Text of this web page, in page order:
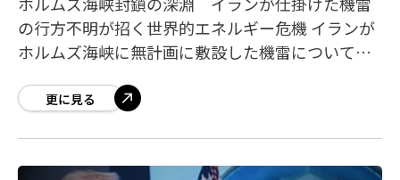
の行方不明が招く世界的エネルギー危機 イランが
ホルムズ海峡に無計画に敷設した機雷について、
ことが、米国当局者の情報として明らかになり
更に見る